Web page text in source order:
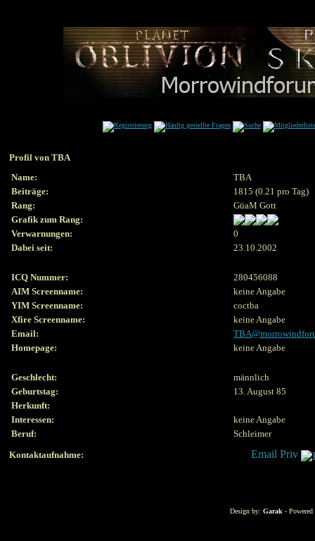
Profil von TBA
Name:
TBA
Beiträge:
1815 (0.21 pro Tag)
Rang:
GüaM Gott
Grafik zum Rang:
Verwarnungen:
0
Dabei seit:
23.10.2002
ICQ Nummer:
280456088
AIM Screenname:
keine Angabe
YIM Screenname:
coctba
Xfire Screenname:
keine Angabe
Email:
Homepage:
keine Angabe
Geschlecht:
männlich
Geburtstag:
13. August 85
Herkunft:
Interessen:
keine Angabe
Beruf:
Schleimer
Kontaktaufnahme:
Design by: Garak -